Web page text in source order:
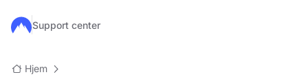
Gå til hovedindhold
Support center
Hjem